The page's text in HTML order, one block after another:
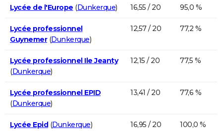
Lycée de l'Europe (Dunkerque) 16,55 / 20 95,0 %
Lycée professionnel
Guynemer(Dunkerque)
12,57 / 20 77,2 %
Lycée professionnel Ile Jeanty
(Dunkerque)
12,15 / 20 77,5 %
Lycée professionnel EPID
(Dunkerque)
13,41 / 20 77,6 %
Lycée Epid(Dunkerque) 16,95 / 20 100,0 %